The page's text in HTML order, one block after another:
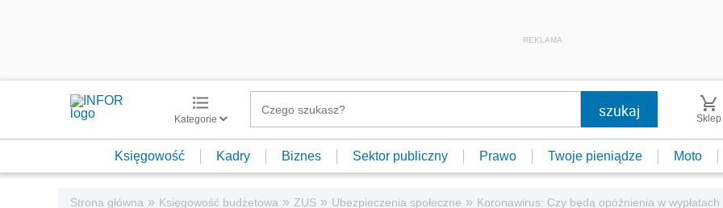
REKLAMA
Kategorie Sklep
Księgowość Kadry Biznes Sektor publiczny Prawo Twoje pieniądze Moto
Strona główna » Księgowość budżetowa » ZUS » Ubezpieczenia społeczne » Koronawirus: Czy będą opóźnienia w